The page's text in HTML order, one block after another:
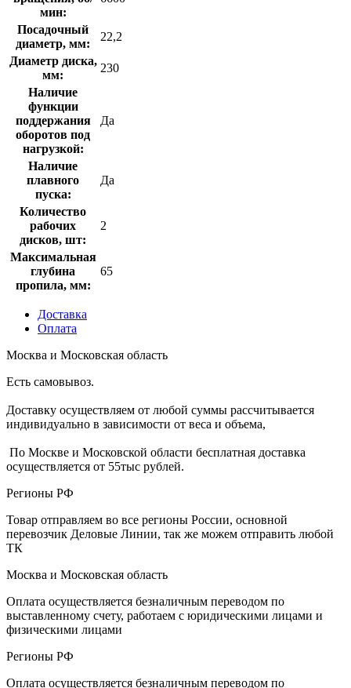
мин:
Посадочный
диаметр, мм:
22,2
Диаметр диска,
мм:
230
Наличие
функции
поддержания
оборотов под
нагрузкой:
Да
Наличие
плавного
пуска:
Да
Количество
рабочих
дисков, шт:
2
Максимальная
глубина
пропила, мм:
65
Доставка
Оплата
Москва и Московская область
Есть самовывоз.
Доставку осуществляем от любой суммы рассчитывается
индивидуально в зависимости от веса и объема,
По Москве и Московской области бесплатная доставка
осуществляется от 55тыс рублей.
Регионы РФ
Товар отправляем во все регионы России, основной
перевозчик Деловые Линии, так же можем отправить любой
ТК
Москва и Московская область
Оплата осуществляется безналичным переводом по
выставленному счету, работаем с юридическими лицами и
физическими лицами
Регионы РФ
Оплата осуществляется безналичным переводом по